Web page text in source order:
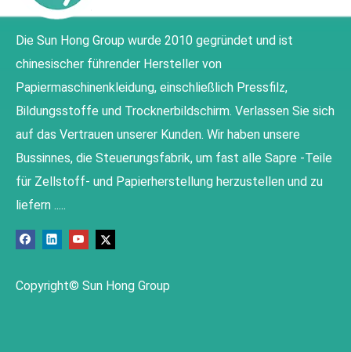
Die Sun Hong Group wurde 2010 gegründet und ist
chinesischer führender Hersteller von
Papiermaschinenkleidung, einschließlich Pressfilz,
Bildungsstoffe und Trocknerbildschirm. Verlassen Sie sich
auf das Vertrauen unserer Kunden. Wir haben unsere
Bussinnes, die Steuerungsfabrik, um fast alle Sapre -Teile
für Zellstoff- und Papierherstellung herzustellen und zu
liefern .....
Copyright© Sun Hong Group